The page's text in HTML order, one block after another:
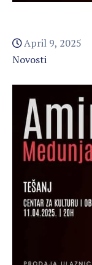
April 9, 2025
Novosti